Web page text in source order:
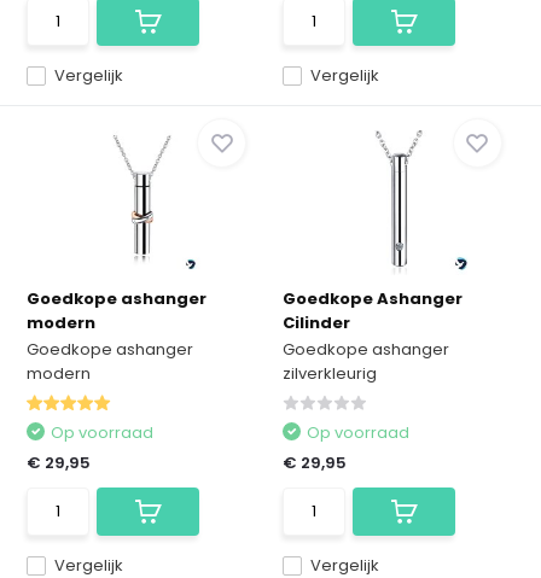
Vergelijk Vergelijk
Goedkope ashanger
modern
Goedkope ashanger
modern
Vergelijk
Op voorraad
€ 29,95
Goedkope Ashanger
Cilinder
Goedkope ashanger
zilverkleurig
Vergelijk
Op voorraad
€ 29,95